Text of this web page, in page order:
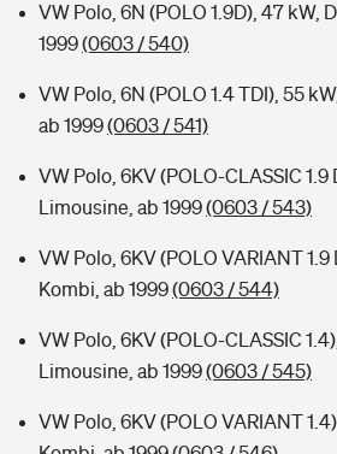
VW Polo, 6N (POLO 1.9D), 47 kW,
1999(0603 / 540)
VW Polo, 6N (POLO 1.4 TDI), 55
ab 1999(0603 / 541)
VW Polo, 6KV (POLO-CLASSIC 1.9
Limousine, ab 1999(0603 / 543)
VW Polo, 6KV (POLO VARIANT 1.9
Kombi, ab 1999(0603 / 544)
VW Polo, 6KV (POLO-CLASSIC
Limousine, ab 1999(0603 / 545)
VW Polo, 6KV (POLO VARIANT